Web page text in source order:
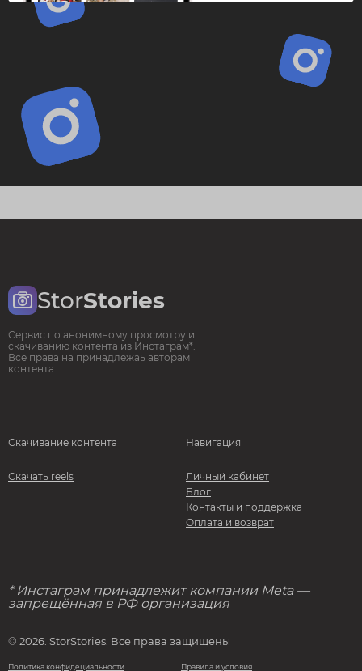
StorStories
Сервис по анонимному просмотру и
скачиванию контента из Инстаграм*.
Все права на принадлежаь авторам
контента.
Скачивание контента
Скачать reels
Навигация
Личный кабинет
Блог
Контакты и поддержка
Оплата и возврат
* Инстаграм принадлежит компании Meta —
запрещённая в РФ организация
© 2026. StorStories. Все права защищены
Политика конфидециальности Правила и условия